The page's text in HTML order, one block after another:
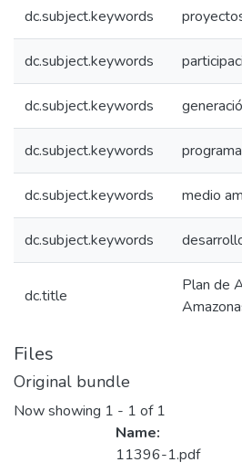
dc.subject.keywords
dc.subject.keywords
dc.subject.keywords
dc.subject.keywords
dc.subject.keywords medio
dc.subject.keywords
dc.title
Plan de
Files
Original bundle
Now showing 1 - 1 of 1
Name:
11396-1.pdf